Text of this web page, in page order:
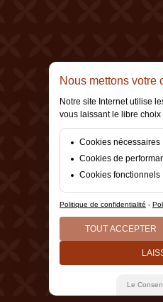
Nous mettons votre
Notre site Internet utilise
vous laissant le libre
Cookies nécessaires
Cookies de
Cookies fonctionnels
Politique de confidentialité -
TOUT ACCEPTER
Le